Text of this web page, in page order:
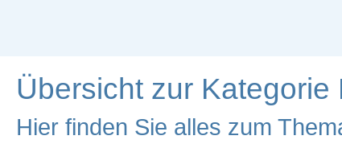
Übersicht zur Kategorie
Hier finden Sie alles zum